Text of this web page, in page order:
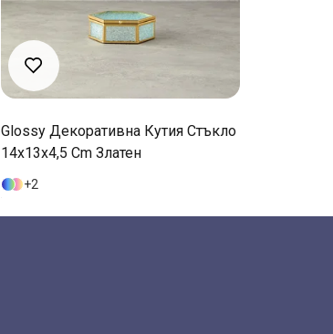
Glossy Декоративна Кутия Стъкло
14x13x4,5 Cm Златен
2